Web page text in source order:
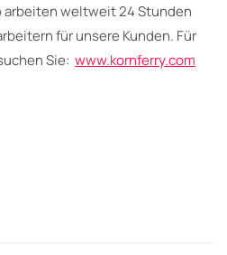
arbeiten weltweit 24 Stunden
für unsere Kunden. Für
Sie: www.kornferry.com